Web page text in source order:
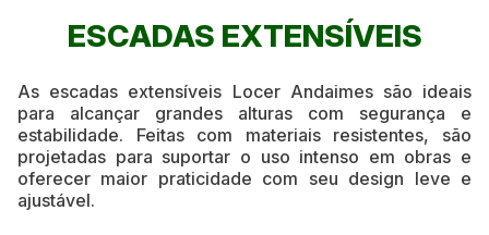
ESCADAS EXTENSÍVEIS
As escadas extensíveis Locer Andaimes são ideais
para alcançar grandes alturas com segurança e
estabilidade. Feitas com materiais resistentes, são
projetadas para suportar o uso intenso em obras e
oferecer maior praticidade com seu design leve e
ajustável.